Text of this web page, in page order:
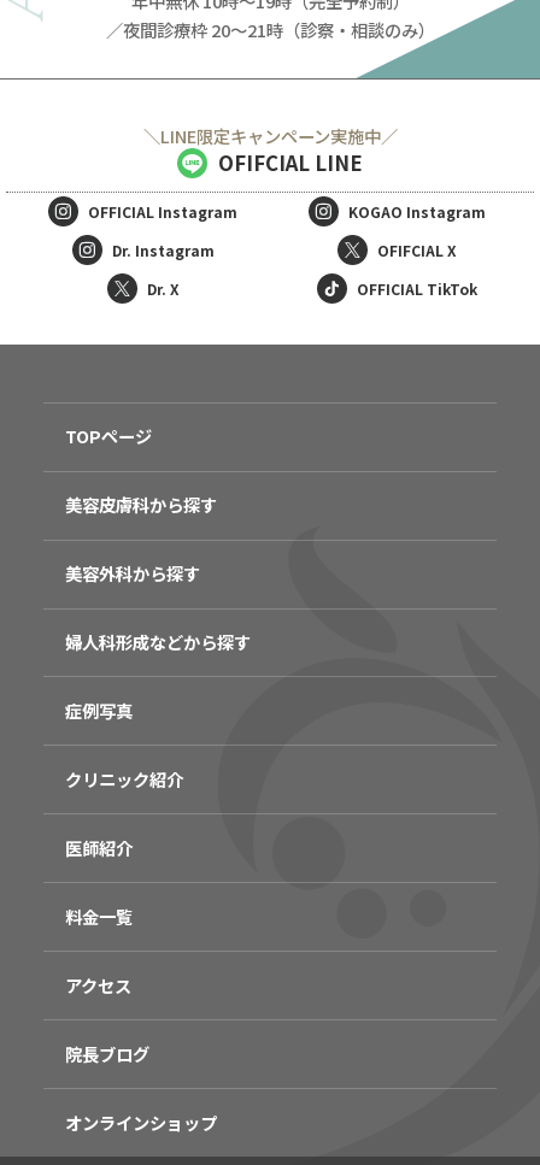
／夜間診療枠 20～21時（診察・相談のみ）
＼LINE限定キャンペーン実施中／
OFIFCIAL LINE
OFFICIAL Instagram KOGAO Instagram
Dr. Instagram
OFIFCIAL X
Dr. X
OFFICIAL TikTok
TOPページ
美容皮膚科から探す
美容外科から探す
婦人科形成などから探す
症例写真
クリニック紹介
医師紹介
料金一覧
アクセス
院長ブログ
オンラインショップ